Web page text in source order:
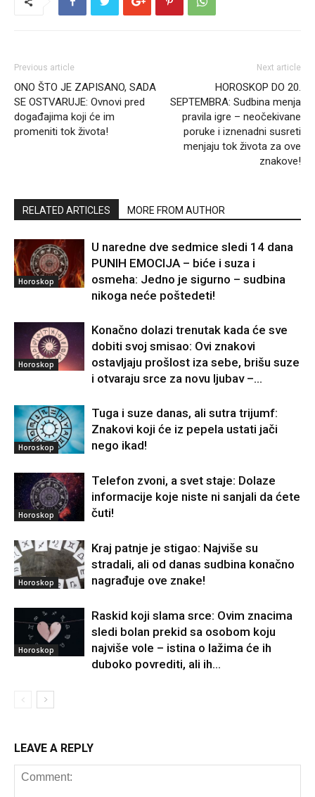
Previous article
ONO ŠTO JE ZAPISANO, SADA
SE OSTVARUJE: Ovnovi pred
događajima koji će im
promeniti tok života!
Next article
HOROSKOP DO 20.
SEPTEMBRA: Sudbina menja
pravila igre – neočekivane
poruke i iznenadni susreti
menjaju tok života za ove
znakove!
RELATED ARTICLES MORE FROM AUTHOR
Horoskop
U naredne dve sedmice sledi 14 dana
PUNIH EMOCIJA – biće i suza i
osmeha: Jedno je sigurno – sudbina
nikoga neće poštedeti!
Horoskop
Konačno dolazi trenutak kada će sve
dobiti svoj smisao: Ovi znakovi
ostavljaju prošlost iza sebe, brišu suze
i otvaraju srce za novu ljubav –...
Horoskop
Tuga i suze danas, ali sutra trijumf:
Znakovi koji će iz pepela ustati jači
nego ikad!
Horoskop
Telefon zvoni, a svet staje: Dolaze
informacije koje niste ni sanjali da ćete
čuti!
Horoskop
Kraj patnje je stigao: Najviše su
stradali, ali od danas sudbina konačno
nagrađuje ove znake!
Horoskop
Raskid koji slama srce: Ovim znacima
sledi bolan prekid sa osobom koju
najviše vole – istina o lažima će ih
duboko povrediti, ali ih...
LEAVE A REPLY